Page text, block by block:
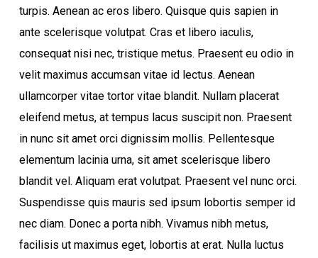
turpis. Aenean ac eros libero. Quisque quis sapien in
ante scelerisque volutpat. Cras et libero iaculis,
consequat nisi nec, tristique metus. Praesent eu odio in
velit maximus accumsan vitae id lectus. Aenean
ullamcorper vitae tortor vitae blandit. Nullam placerat
eleifend metus, at tempus lacus suscipit non. Praesent
in nunc sit amet orci dignissim mollis. Pellentesque
elementum lacinia urna, sit amet scelerisque libero
blandit vel. Aliquam erat volutpat. Praesent vel nunc orci.
Suspendisse quis mauris sed ipsum lobortis semper id
nec diam. Donec a porta nibh. Vivamus nibh metus,
facilisis ut maximus eget, lobortis at erat. Nulla luctus